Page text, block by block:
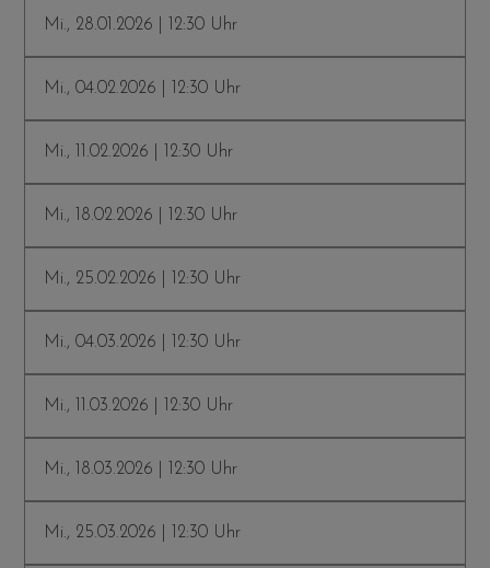
Mi., 28.01.2026 | 12:30 Uhr
Mi., 04.02.2026 | 12:30 Uhr
Mi., 11.02.2026 | 12:30 Uhr
Mi., 18.02.2026 | 12:30 Uhr
Mi., 25.02.2026 | 12:30 Uhr
Mi., 04.03.2026 | 12:30 Uhr
Mi., 11.03.2026 | 12:30 Uhr
Mi., 18.03.2026 | 12:30 Uhr
Mi., 25.03.2026 | 12:30 Uhr